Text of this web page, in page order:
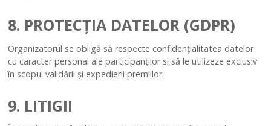
8. PROTECȚIA DATELOR (GDPR)
Organizatorul se obligă să respecte confidențialitatea datelor
cu caracter personal ale participanților și să le utilizeze exclusiv
în scopul validării și expedierii premiilor.
9. LITIGII